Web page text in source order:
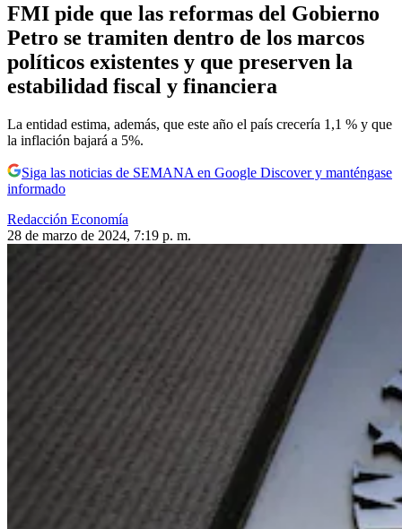
FMI pide que las reformas del Gobierno
Petro se tramiten dentro de los marcos
políticos existentes y que preserven la
estabilidad fiscal y financiera
La entidad estima, además, que este año el país crecería 1,1 % y que
la inflación bajará a 5%.
Siga las noticias de SEMANA en Google Discover y manténgase
informado
Redacción Economía
28 de marzo de 2024, 7:19 p. m.